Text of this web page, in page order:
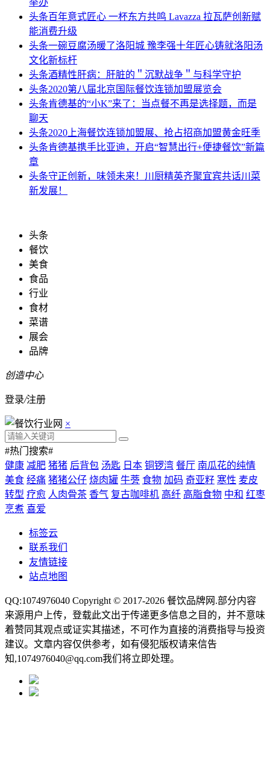
举办
头条百年意式匠心 一杯东方共鸣 Lavazza 拉瓦萨创新赋
能消费升级
头条一碗豆腐汤暖了洛阳城 豫李强十年匠心铸就洛阳汤
文化新标杆
头条酒精性肝病：肝脏的＂沉默战争＂与科学守护
头条2020第八届北京国际餐饮连锁加盟展览会
头条肯德基的“小K”来了：当点餐不再是选择题，而是
聊天
头条2020上海餐饮连锁加盟展、抢占招商加盟黄金旺季
头条肯德基携手比亚迪，开启“智慧出行+便捷餐饮”新篇
章
头条守正创新，味领未来！川厨精英齐聚宜宾共话川菜
新发展！
头条
餐饮
美食
食品
行业
食材
菜谱
展会
品牌
创造中心
登录/注册
×
#热门搜索#
健康 减肥 猪猪 后背包 汤匙 日本 铜锣湾 餐厅 南瓜花的纯情
美食 经痛 猪猪公仔 烧肉罐 牛蒡 食物 加码 奇亚籽 寒性 麦皮
转型 疗愈 人肉骨茶 香气 复古咖啡机 高纤 高脂食物 中和 红枣
烹煮 喜爱
标签云
联系我们
友情链接
站点地图
QQ:1074976040 Copyright © 2017-2026 餐饮品牌网 .部分内容
来源用户上传，登载此文出于传递更多信息之目的，并不意味
着赞同其观点或证实其描述，不可作为直接的消费指导与投资
建议。文章内容仅供参考，如有侵犯版权请来信告
知,1074976040@qq.com我们将立即处理。